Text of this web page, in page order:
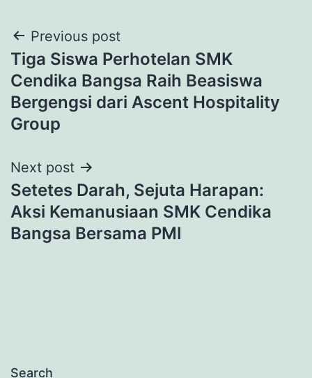
Post
navigation
Previous post
Tiga Siswa Perhotelan SMK
Cendika Bangsa Raih Beasiswa
Bergengsi dari Ascent Hospitality
Group
Next post
Setetes Darah, Sejuta Harapan:
Aksi Kemanusiaan SMK Cendika
Bangsa Bersama PMI
Search